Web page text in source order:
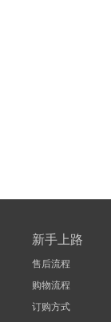
新手上路
售后流程
购物流程
订购方式